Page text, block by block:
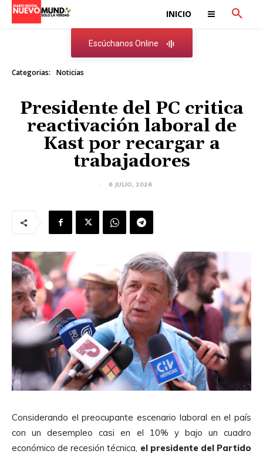
INICIO
Escúchanos Online
Categorias: Noticias
Presidente del PC critica
reactivación laboral de
Kast por recargar a
trabajadores
6 JULIO, 2026
Considerando el preocupante escenario laboral en el país
con un desempleo casi en el 10% y bajo un cuadro
económico de recesión técnica, el presidente del Partido